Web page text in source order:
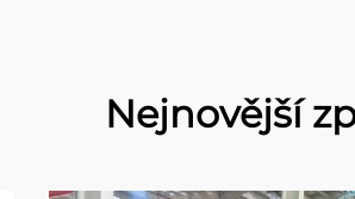
Nejnovější